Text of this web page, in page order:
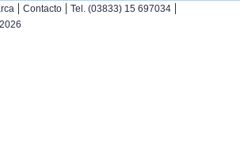
| Contacto | Tel. (03833) 15 697034 |